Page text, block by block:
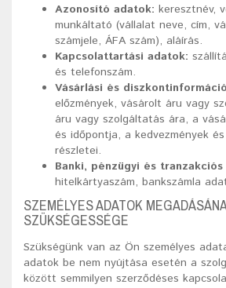
Azonosító adatok: keresztnév,
munkáltató (vállalat neve, cím,
számjele, ÁFA szám), aláírás.
Kapcsolattartási adatok:
és telefonszám.
Vásárlási és
előzmények, vásárolt áru vagy
áru vagy szolgáltatás ára, a
és időpontja, a kedvezmények
részletei.
Banki, pénzügyi és
hitelkártyaszám, bankszámla
SZEMÉLYES ADATOK
SZÜKSÉGESSÉGE
Szükségünk van az Ön személyes
adatok be nem nyújtása esetén a
között semmilyen szerződéses